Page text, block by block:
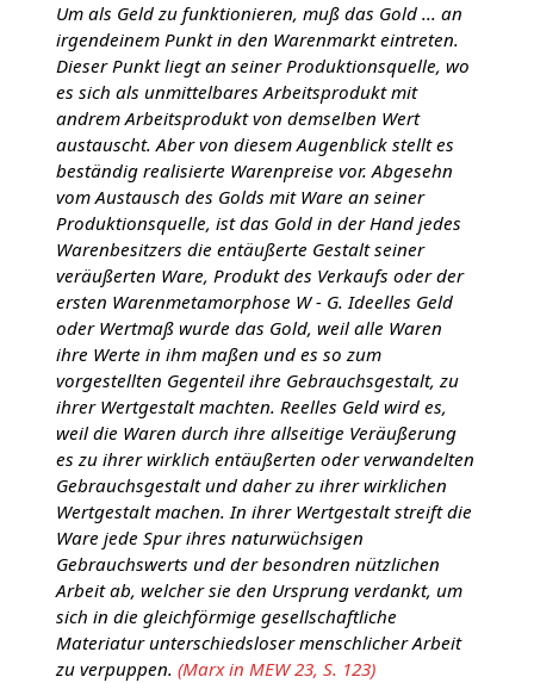
Um als Geld zu funktionieren, muß das Gold ... an
irgendeinem Punkt in den Warenmarkt eintreten.
Dieser Punkt liegt an seiner Produktionsquelle, wo
es sich als unmittelbares Arbeitsprodukt mit
andrem Arbeitsprodukt von demselben Wert
austauscht. Aber von diesem Augenblick stellt es
beständig realisierte Warenpreise vor. Abgesehn
vom Austausch des Golds mit Ware an seiner
Produktionsquelle, ist das Gold in der Hand jedes
Warenbesitzers die entäußerte Gestalt seiner
veräußerten Ware, Produkt des Verkaufs oder der
ersten Warenmetamorphose W - G. Ideelles Geld
oder Wertmaß wurde das Gold, weil alle Waren
ihre Werte in ihm maßen und es so zum
vorgestellten Gegenteil ihre Gebrauchsgestalt, zu
ihrer Wertgestalt machten. Reelles Geld wird es,
weil die Waren durch ihre allseitige Veräußerung
es zu ihrer wirklich entäußerten oder verwandelten
Gebrauchsgestalt und daher zu ihrer wirklichen
Wertgestalt machen. In ihrer Wertgestalt streift die
Ware jede Spur ihres naturwüchsigen
Gebrauchswerts und der besondren nützlichen
Arbeit ab, welcher sie den Ursprung verdankt, um
sich in die gleichförmige gesellschaftliche
Materiatur unterschiedsloser menschlicher Arbeit
zu verpuppen. (Marx in MEW 23, S. 123)